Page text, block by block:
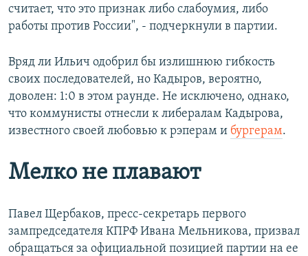
считает, что это признак либо слабоумия, либо
работы против России", - подчеркнули в партии.
Вряд ли Ильич одобрил бы излишнюю гибкость
своих последователей, но Кадыров, вероятно,
доволен: 1:0 в этом раунде. Не исключено, однако,
что коммунисты отнесли к либералам Кадырова,
известного своей любовью к рэперам и бургерам.
Мелко не плавают
Павел Щербаков, пресс-секретарь первого
зампредседателя КПРФ Ивана Мельникова, призвал
обращаться за официальной позицией партии на ее